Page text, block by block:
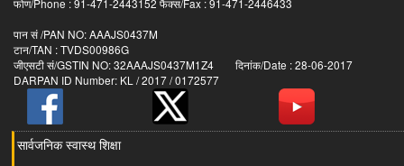
फोण/Phone : 91-471-2443152 फैक्स/Fax : 91-471-2446433
पान सं /PAN NO: AAAJS0437M
टान/TAN : TVDS00986G
जीएसटी सं/GSTIN NO: 32AAAJS0437M1Z4 दिनांक/Date : 28-06-2017
DARPAN ID Number: KL / 2017 / 0172577
सार्वजनिक स्वास्थ शिक्षा